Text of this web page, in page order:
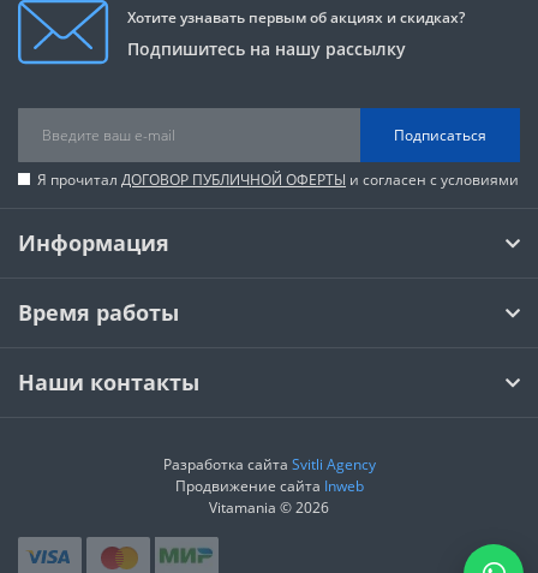
Хотите узнавать первым об акциях и скидках?
Подпишитесь на нашу рассылку
Подписаться
Я прочитал ДОГОВОР ПУБЛИЧНОЙ ОФЕРТЫ и согласен с условиями
Информация
Время работы
Наши контакты
Разработка сайта Svitli Agency
Продвижение сайта Inweb
Vitamania © 2026